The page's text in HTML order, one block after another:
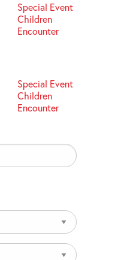
Special Event
Children
Encounter
Special Event
Children
Encounter